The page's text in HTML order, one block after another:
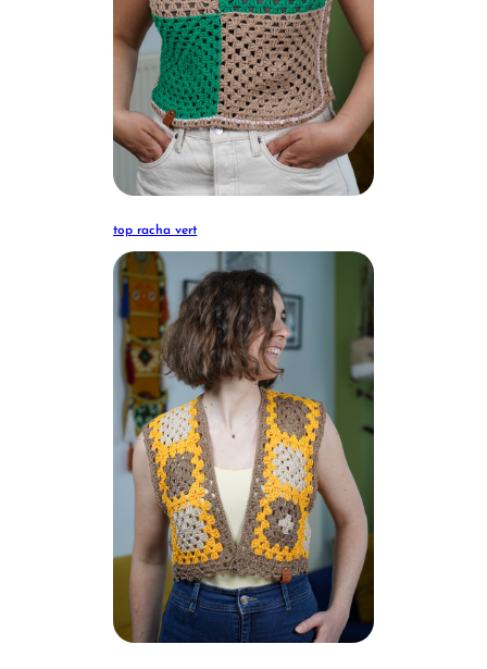
top racha vert